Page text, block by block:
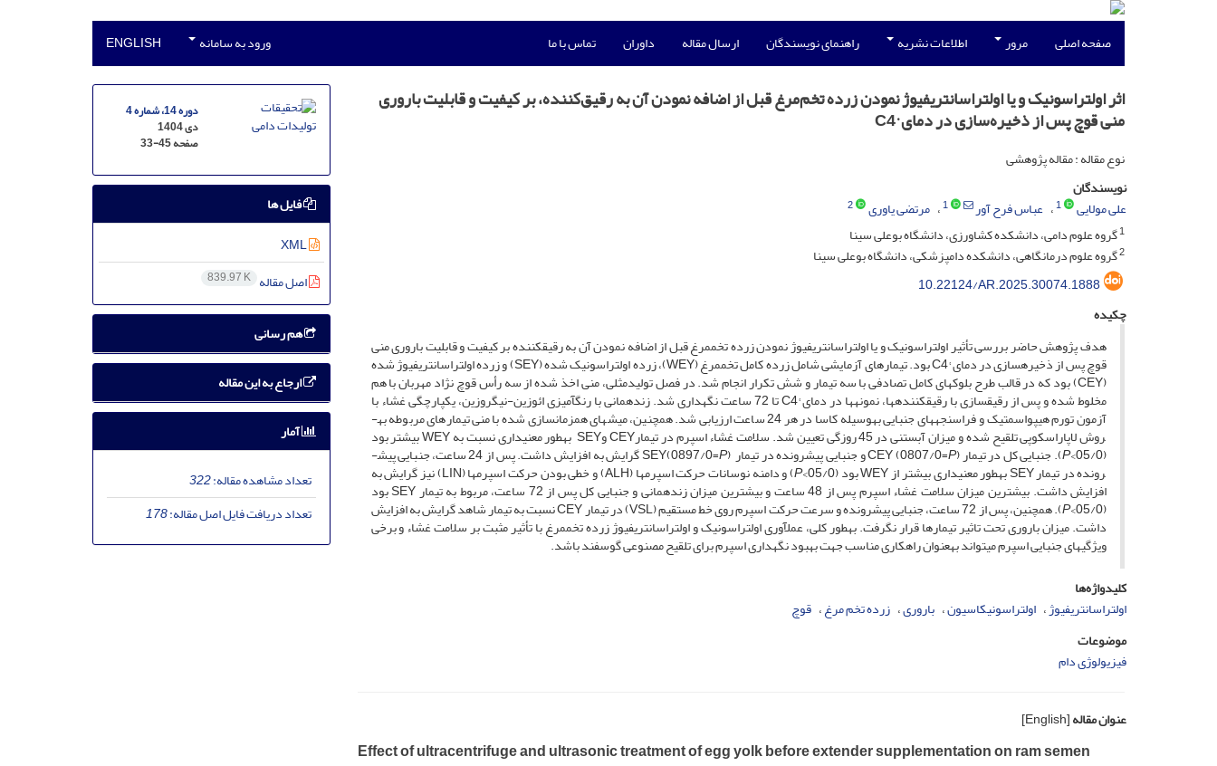
صفحه اصلی مرور اطلاعات نشریه راهنمای نویسندگان ارسال مقاله داوران تماس با ما ورود به سامانه ENGLISH
اثر اولتراسونیک و یا اولتراسانتریفیوژ نمودن زرده تخم‌مرغ قبل از اضافه نمودن آن به رقیق‌کننده، بر کیفیت و قابلیت باروری
منی قوچ پس از ذخیره‌سازی در دمای °C4
نوع مقاله : مقاله پژوهشی
نویسندگان
علی مولایی
1 عباس فرح آور 1 مرتضی یاوری
2
1گروه علوم دامی، دانشکده کشاورزی، دانشگاه بوعلی سینا
2گروه علوم درمانگاهی، دانشکده دامپزشکی، دانشگاه بوعلی سینا
10.22124/AR.2025.30074.1888
چکیده
هدف پژوهش حاضر بررسی تأثیر اولتراسونیک و یا اولتراسانتریفیوژ نمودن زرده تخم­مرغ قبل از اضافه نمودن آن به رقیق­کننده بر کیفیت و قابلیت باروری منی
قوچ پس از ذخیره­سازی در دمای °C4 بود. تیمارهای آزمایشی شامل زرده کامل تخم­مرغ (WEY)، زرده اولتراسونیک شده (SEY) و زرده اولتراسانتریفیوژ شده
(CEY) بود که در قالب طرح بلوک­های کامل تصادفی با سه تیمار و شش تکرار انجام شد. در فصل تولیدمثلی، منی اخذ شده از سه رأس قوچ نژاد مهربان با هم
مخلوط شده و پس از رقیق­سازی با رقیق­کننده­ها، نمونه­ها در دمای °C4 تا 72 ساعت نگهداری شد. زنده­مانی با رنگ­آمیزی ائوزین-نیگروزین، یکپارچگی غشاء با
آزمون تورم هیپواسمتیک و فراسنجه­های جنبایی به­وسیله کاسا در هر 24 ساعت ارزیابی شد. همچنین، میش­های همزمان­سازی شده با منی تیمارهای مربوطه به­
روش لاپاراسکوپی تلقیح شده و میزان آبستنی در 45 روزگی تعیین شد. سلامت غشاء اسپرم در تیمارCEY وSEY به­طور معنی­داری نسبت به WEY بیشتر بود
(05/0>
P). جنبایی کل در تیمار CEY (0807/0=P) و جنبایی پیش­رونده در تیمار SEY(0897/0= P ) گرایش به افزایش داشت. پس از 24 ساعت، جنبایی پیش­
رونده در تیمار SEY به­طور معنی­داری بیشتر از WEY بود (05/0> P ) و دامنه نوسانات حرکت اسپرم­ها (ALH) و خطی بودن حرکت اسپرم­ها (LIN) نیز گرایش به
افزایش داشت. بیشترین میزان سلامت غشاء اسپرم پس از 48 ساعت و بیشترین میزان زنده­مانی و جنبایی کل پس از 72 ساعت، مربوط به تیمار SEY بود
(05/0>
P ). همچنین، پس از 72 ساعت، جنبایی پیش­رونده و سرعت حرکت اسپرم روی خط مستقیم (VSL) در تیمار CEY نسبت به تیمار شاهد گرایش به افزایش
داشت. میزان باروری تحت تاثیر تیمارها قرار نگرفت. به­طور کلی، عمل­آوری اولتراسونیک و اولتراسانتریفیوژ زرده تخم­مرغ با تأثیر مثبت بر سلامت غشاء و برخی
ویژگی­های جنبایی اسپرم می­تواند به­عنوان راهکاری مناسب جهت بهبود نگهداری اسپرم برای تلقیح مصنوعی گوسفند باشد.
کلیدواژه‌ها
اولتراسانتریفیوژ اولتراسونیکاسیون باروری زرده تخم مرغ قوچ
موضوعات
فیزیولوژی دام
عنوان مقاله[English]
Effect of ultracentrifuge and ultrasonic treatment of egg yolk before extender supplementation on ram semen
دوره 14، شماره 4
دی 1404
صفحه33-45
فایل ها
XML
اصل مقاله 839.97 K
هم رسانی
ارجاع به این مقاله
آمار
تعداد مشاهده مقاله:322
تعداد دریافت فایل اصل مقاله:178